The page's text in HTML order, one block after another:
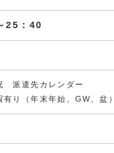
25：40
派遣先カレンダー
り（年末年始、GW、盆）